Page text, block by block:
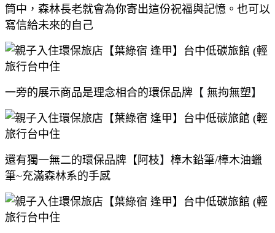
筒中，森林長老就會為你寄出這份祝福與記憶。也可以
寫信給未來的自己
一旁的展示商品是理念相合的環保品牌 【 無拘無塑】
還有獨一無二的環保品牌【阿枝】樟木鉛筆/樟木油蠟
筆~充滿森林系的手感